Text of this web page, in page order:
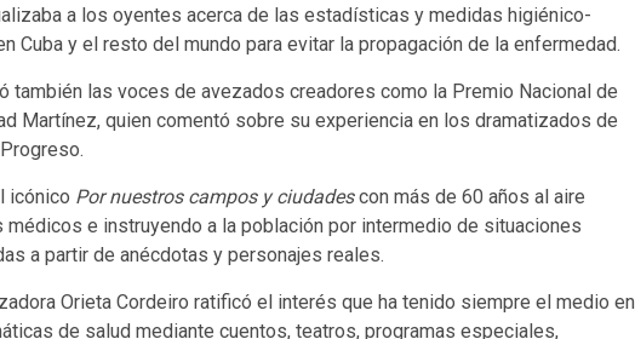
a los oyentes acerca de las estadísticas y medidas higiénico-
Cuba y el resto del mundo para evitar la propagación de la enfermedad.
también las voces de avezados creadores como la Premio Nacional de
Martínez, quien comentó sobre su experiencia en los dramatizados de
icónico Por nuestros campos y ciudadescon más de 60 años al aire
e instruyendo a la población por intermedio de situaciones
a partir de anécdotas y personajes reales.
Orieta Cordeiro ratificó el interés que ha tenido siempre el medio en
de salud mediante cuentos, teatros, programas especiales,